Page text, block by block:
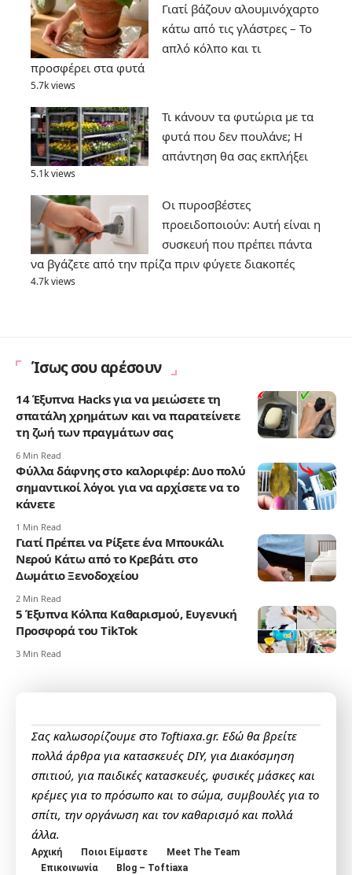
Γιατί βάζουν αλουμινόχαρτο
κάτω από τις γλάστρες – Το
απλό κόλπο και τι
προσφέρει στα φυτά
5.7k views
Τι κάνουν τα φυτώρια με τα
φυτά που δεν πουλάνε; Η
απάντηση θα σας εκπλήξει
5.1k views
Οι πυροσβέστες
προειδοποιούν: Αυτή είναι η
συσκευή που πρέπει πάντα
να βγάζετε από την πρίζα πριν φύγετε διακοπές
4.7k views
Ίσως σου αρέσουν
14 Έξυπνα Hacks για να μειώσετε τη
σπατάλη χρημάτων και να παρατείνετε
τη ζωή των πραγμάτων σας
6 Min Read
Φύλλα δάφνης στο καλοριφέρ: Δυο πολύ
σημαντικοί λόγοι για να αρχίσετε να το
κάνετε
1 Min Read
Γιατί Πρέπει να Ρίξετε ένα Μπουκάλι
Νερού Κάτω από το Κρεβάτι στο
Δωμάτιο Ξενοδοχείου
2 Min Read
5 Έξυπνα Κόλπα Καθαρισμού, Ευγενική
Προσφορά του TikTok
3 Min Read
Σας καλωσορίζουμε στο Toftiaxa.gr. Εδώ θα βρείτε
πολλά άρθρα για κατασκευές DIY, για Διακόσμηση
σπιτιού, για παιδικές κατασκευές, φυσικές μάσκες και
κρέμες για το πρόσωπο και το σώμα, συμβουλές για το
σπίτι, την οργάνωση και τον καθαρισμό και πολλά
άλλα.
Αρχική Ποιοι Είμαστε
Meet The Team
Επικοινωνία
Blog – Toftiaxa